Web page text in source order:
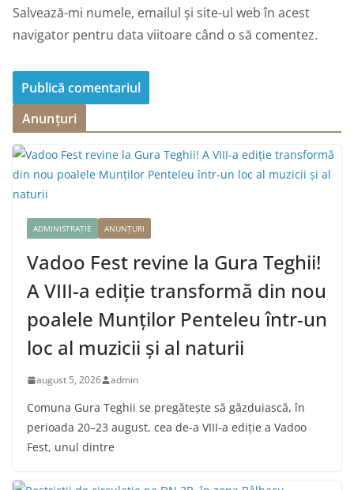
Salvează-mi numele, emailul și site-ul web în acest
navigator pentru data viitoare când o să comentez.
Anunțuri
ADMINISTRAȚIE ANUNȚURI
Vadoo Fest revine la Gura Teghii!
A VIII-a ediție transformă din nou
poalele Munților Penteleu într-un
loc al muzicii și al naturii
august 5, 2026 admin
Comuna Gura Teghii se pregătește să găzduiască, în
perioada 20–23 august, cea de-a VIII-a ediție a Vadoo
Fest, unul dintre